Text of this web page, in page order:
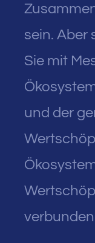
sein. Aber
Sie mit
und der